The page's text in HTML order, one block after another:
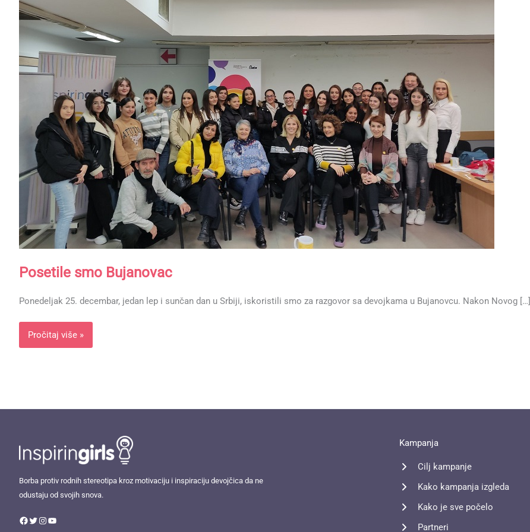
Posetile smo Bujanovac
Ponedeljak 25. decembar, jedan lep i sunčan dan u Srbiji, iskoristili smo za razgovor sa devojkama u Bujanovcu. Nakon Novog […]
Pročitaj više »
Borba protiv rodnih stereotipa kroz motivaciju i inspiraciju devojčica da ne
odustaju od svojih snova.
Kampanja
Cilj kampanje
Kako kampanja izgleda
Kako je sve počelo
Partneri